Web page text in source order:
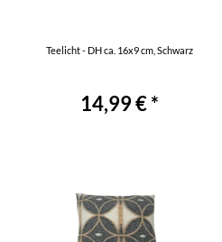
Teelicht - DH ca. 16x9 cm, Schwarz
14,99 € *